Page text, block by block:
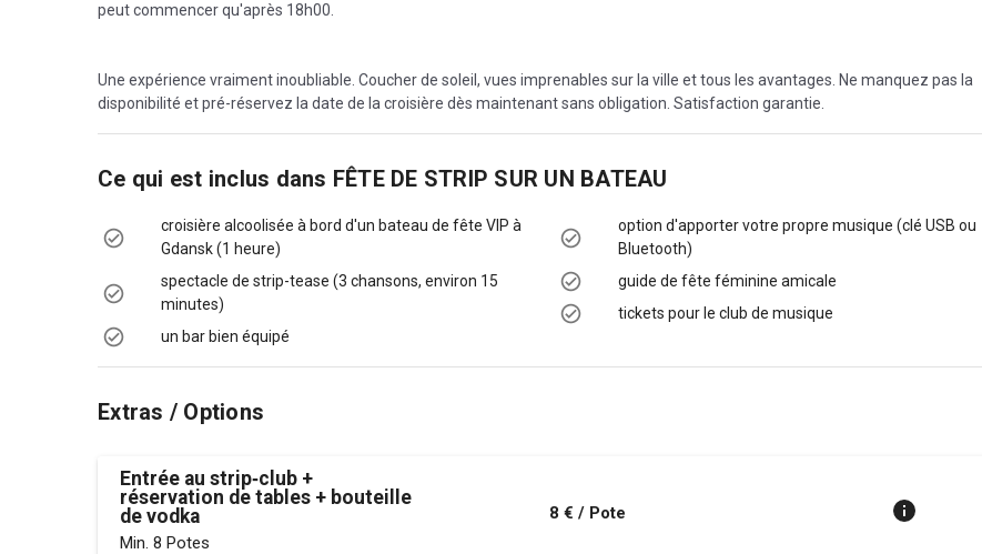
peut commencer qu'après 18h00.
Une expérience vraiment inoubliable. Coucher de soleil, vues imprenables sur la ville et tous les avantages. Ne manquez pas la
disponibilité et pré-réservez la date de la croisière dès maintenant sans obligation. Satisfaction garantie.
Ce qui est inclus dans FÊTE DE STRIP SUR UN BATEAU
croisière alcoolisée à bord d'un bateau de fête VIP à
Gdansk (1 heure)
spectacle de strip-tease (3 chansons, environ 15
minutes)
un bar bien équipé
option d'apporter votre propre musique (clé USB ou
Bluetooth)
guide de fête féminine amicale
tickets pour le club de musique
Extras / Options
Entrée au strip‑club +
réservation de tables + bouteille
de vodka
Min. 8 Potes
8 € / Pote